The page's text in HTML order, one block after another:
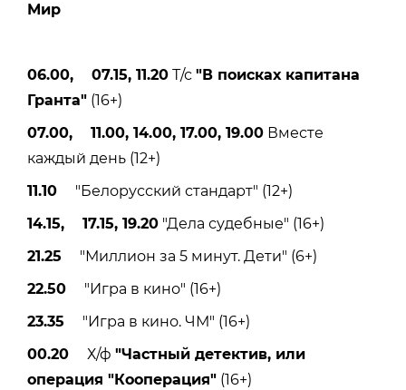
Мир
06.00, 07.15, 11.20 Т/с "В поисках капитана
Гранта" (16+)
07.00, 11.00, 14.00, 17.00, 19.00 Вместе
каждый день (12+)
11.10 "Белорусский стандарт" (12+)
14.15, 17.15, 19.20 "Дела судебные" (16+)
21.25 "Миллион за 5 минут. Дети" (6+)
22.50 "Игра в кино" (16+)
23.35 "Игра в кино. ЧМ" (16+)
00.20 Х/ф "Частный детектив, или
операция "Кооперация" (16+)